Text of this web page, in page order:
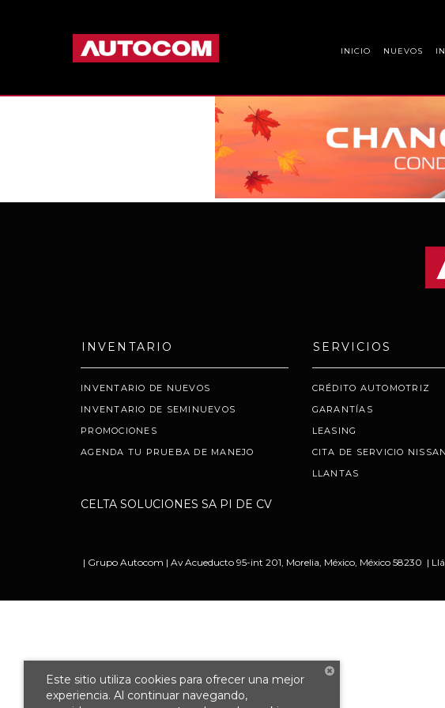
INICIO NUEVOS
INVENTARIO
INVENTARIO DE NUEVOS
INVENTARIO DE SEMINUEVOS
PROMOCIONES
AGENDA TU PRUEBA DE MANEJO
SERVICIOS
CRÉDITO AUTOMOTRIZ
GARANTÍAS
LEASING
CITA DE SERVICIO NISSAN
LLANTAS
CELTA SOLUCIONES SA PI DE CV
| Grupo Autocom | Av Acueducto 95-int 201, Morelia, México, México 58230 |
Este sitio utiliza cookies para ofrecer una mejor
experiencia. Al continuar navegando,